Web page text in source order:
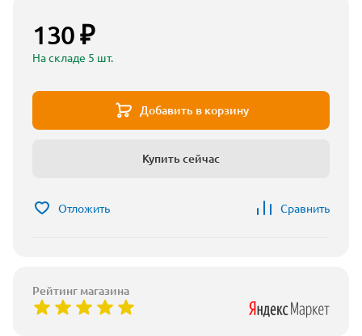
130 ₽
На складе 5 шт.
Добавить в корзину
Купить сейчас
Отложить Сравнить
Рейтинг магазина